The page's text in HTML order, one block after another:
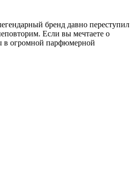
бренд давно переступил
Если вы мечтаете о
в огромной парфюмерной